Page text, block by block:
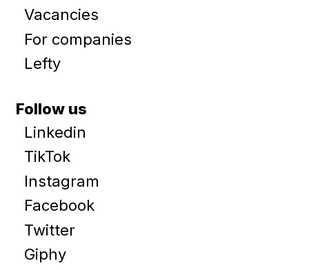
Vacancies
For companies
Lefty
Follow us
Linkedin
TikTok
Instagram
Facebook
Twitter
Giphy